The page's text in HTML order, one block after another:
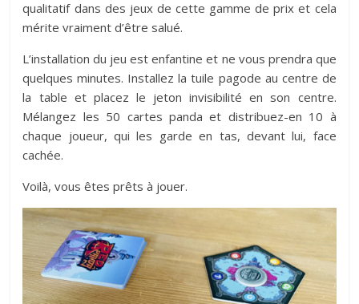
qualitatif dans des jeux de cette gamme de prix et cela
mérite vraiment d’être salué.
L’installation du jeu est enfantine et ne vous prendra que
quelques minutes. Installez la tuile pagode au centre de
la table et placez le jeton invisibilité en son centre.
Mélangez les 50 cartes panda et distribuez-en 10 à
chaque joueur, qui les garde en tas, devant lui, face
cachée.
Voilà, vous êtes prêts à jouer.